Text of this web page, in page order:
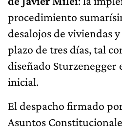
procedimiento
desalojos de viviendas
plazo de tres días, tal
diseñado Sturzenegger
inicial.
El despacho firmado
Asuntos